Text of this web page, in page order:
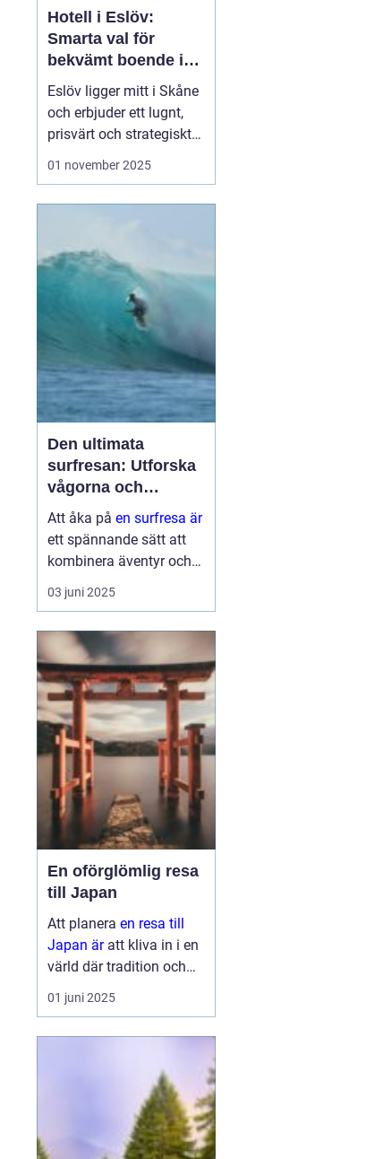
Hotell i Eslöv:
Smarta val för
bekvämt boende i
hjärtat av Skåne
Eslöv ligger mitt i Skåne
och erbjuder ett lugnt,
prisvärt och strategiskt
boendealternativ för
parkering ...
01 november 2025
Den ultimata
surfresan: Utforska
vågorna och
upptäck äventyret
Att åka på en surfresa är
ett spännande sätt att
kombinera äventyr och
avkoppling. Det ger
möjlighet att uppleva
samtidigt som man
utvecklar en ny f&au...
03 juni 2025
En oförglömlig resa
till Japan
Att planera en resa till
Japan äratt kliva in i en
värld där tradition och
modernitet möts. Detta
fascinerande land
01 juni 2025